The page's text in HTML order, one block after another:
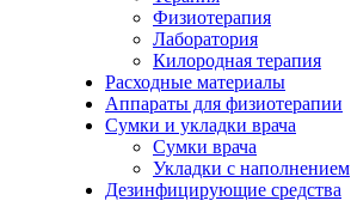
Физиотерапия
Лаборатория
Килородная терапия
Расходные материалы
Аппараты для физиотерапии
Сумки и укладки врача
Сумки врача
Укладки с наполнением
Дезинфицирующие средства